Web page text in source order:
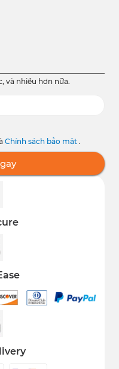
và nhiều hơn nữa.
Chính sách bảo mật .